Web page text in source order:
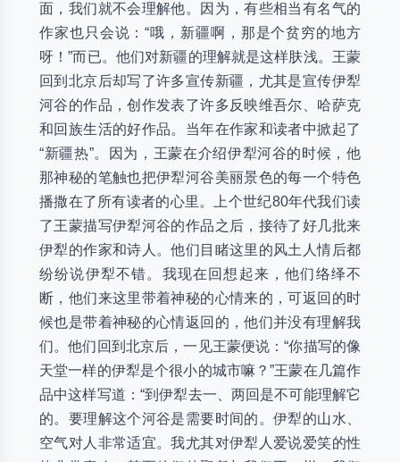
面，我们就不会理解他。因为，有些相当有名气的
作家也只会说：“哦，新疆啊，那是个贫穷的地方
呀！”而已。他们对新疆的理解就是这样肤浅。王蒙
回到北京后却写了许多宣传新疆，尤其是宣传伊犁
河谷的作品，创作发表了许多反映维吾尔、哈萨克
和回族生活的好作品。当年在作家和读者中掀起了
“新疆热”。因为，王蒙在介绍伊犁河谷的时候，他
那神秘的笔触也把伊犁河谷美丽景色的每一个特色
播撒在了所有读者的心里。上个世纪80年代我们读
了王蒙描写伊犁河谷的作品之后，接待了好几批来
伊犁的作家和诗人。他们目睹这里的风土人情后都
纷纷说伊犁不错。我现在回想起来，他们络绎不
断，他们来这里带着神秘的心情来的，可返回的时
候也是带着神秘的心情返回的，他们并没有理解我
们。他们回到北京后，一见王蒙便说：“你描写的像
天堂一样的伊犁是个很小的城市嘛？”王蒙在几篇作
品中这样写道：“到伊犁去一、两回是不可能理解它
的。要理解这个河谷是需要时间的。伊犁的山水、
空气对人非常适宜。我尤其对伊犁人爱说爱笑的性